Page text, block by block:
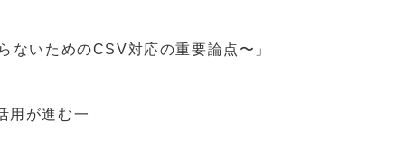
ないためのCSV対応の重要論点〜」
用が進む一